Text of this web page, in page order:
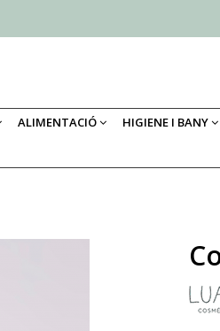
ALIMENTACIÓ HIGIENE I BANY